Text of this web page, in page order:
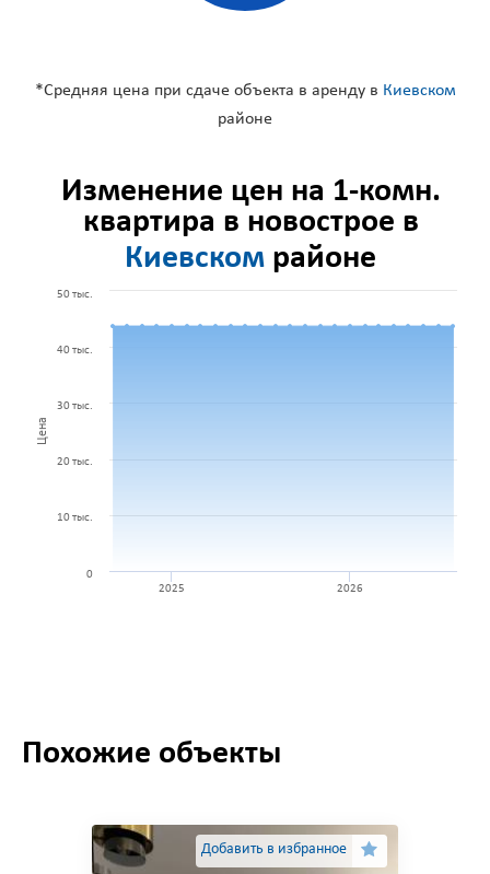
*Средняя цена при сдаче объекта в аренду в Киевском
районе
Изменение цен на 1-комн.
квартира в новострое в
Киевском районе
Цена
2025 2026
0
10 тыс.
20 тыс.
30 тыс.
40 тыс.
50 тыс.
Похожие объекты
Добавить в избранное